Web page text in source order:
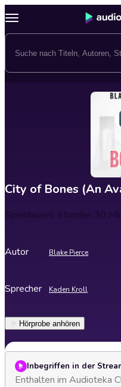
City of Bones (An
Spieldauer6 Stunden 30
Autor Blake Pierce
Sprecher Kaden Kroll
Hörprobe anhören
Inbegriffen in der
Enthalten im Audioteka